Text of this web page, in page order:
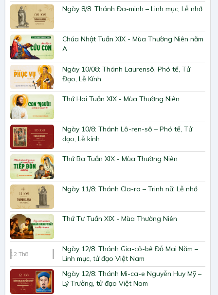
Ngày 8/8: Thánh Đa-minh – Linh mục, Lễ nhớ
Chúa Nhật Tuần XIX - Mùa Thường Niên năm
A
Ngày 10/08: Thánh Laurensô, Phó tế, Tử
Đạo, Lễ Kính
Thứ Hai Tuần XIX - Mùa Thường Niên
Ngày 10/8: Thánh Lô-ren-sô – Phó tế, Tử
đạo, Lễ kính
Thứ Ba Tuần XIX - Mùa Thường Niên
Ngày 11/8: Thánh Cla-ra – Trinh nữ, Lễ nhớ
Thứ Tư Tuần XIX - Mùa Thường Niên
12 Th8
Ngày 12/8: Thánh Gia-cô-bê Đỗ Mai Năm –
Linh mục, tử đạo Việt Nam
Ngày 12/8: Thánh Mi-ca-e Nguyễn Huy Mỹ –
Lý Trưởng, tử đạo Việt Nam